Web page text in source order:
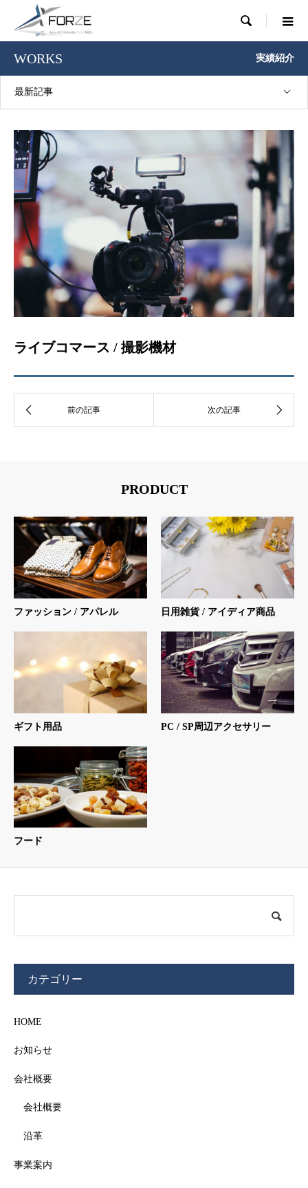

WORKS 実績紹介
最新記事
ライブコマース / 撮影機材
PRODUCT
ファッション / アパレル 日用雑貨 / アイディア商品
ギフト用品 PC / SP周辺アクセサリー
フード
カテゴリー
HOME
お知らせ
会社概要
会社概要
沿革
事業案内